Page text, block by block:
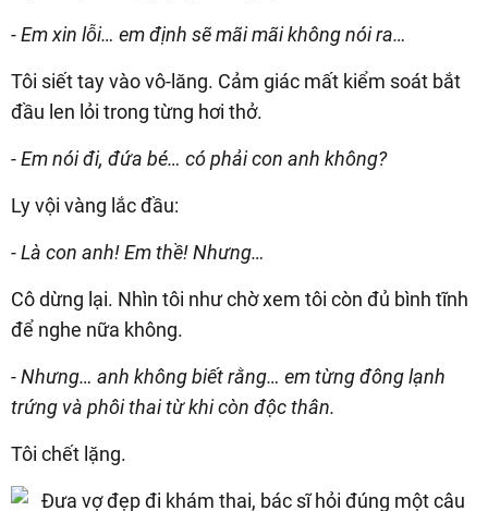
- Em xin lỗi… em định sẽ mãi mãi không nói ra…
Tôi siết tay vào vô-lăng. Cảm giác mất kiểm soát bắt
đầu len lỏi trong từng hơi thở.
- Em nói đi, đứa bé… có phải con anh không?
Ly vội vàng lắc đầu:
- Là con anh! Em thề! Nhưng…
Cô dừng lại. Nhìn tôi như chờ xem tôi còn đủ bình tĩnh
để nghe nữa không.
- Nhưng… anh không biết rằng… em từng đông lạnh
trứng và phôi thai từ khi còn độc thân.
Tôi chết lặng.